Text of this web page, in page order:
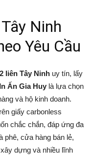
Ninh
Yêu Cầu
liên Tây Ninh uy tín, lấy
In Ấn Gia Huy là lựa chọn
và hộ kinh doanh.
giấy carbonless
chắc chắn, đáp ứng đa
phê, cửa hàng bán lẻ,
dựng và nhiều lĩnh